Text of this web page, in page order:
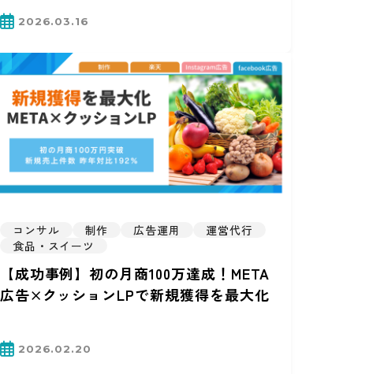
2026.03.16
コンサル 制作 広告運用
運営代行
食品・スイーツ
【成功事例】初の月商100万達成！META
広告×クッションLPで新規獲得を最大化
2026.02.20